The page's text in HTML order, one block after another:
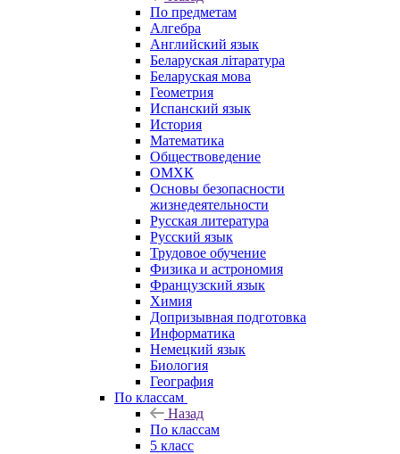
По предметам
Алгебра
Английский язык
Беларуская літаратура
Беларуская мова
Геометрия
Испанский язык
История
Математика
Обществоведение
ОМХК
Основы безопасности
жизнедеятельности
Русская литература
Русский язык
Трудовое обучение
Физика и астрономия
Французский язык
Химия
Допризывная подготовка
Информатика
Немецкий язык
Биология
География
По классам
Назад
По классам
5 класс